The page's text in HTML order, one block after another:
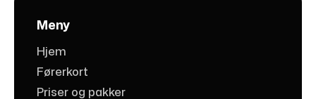
Meny
Hjem
Førerkort
Priser og pakker